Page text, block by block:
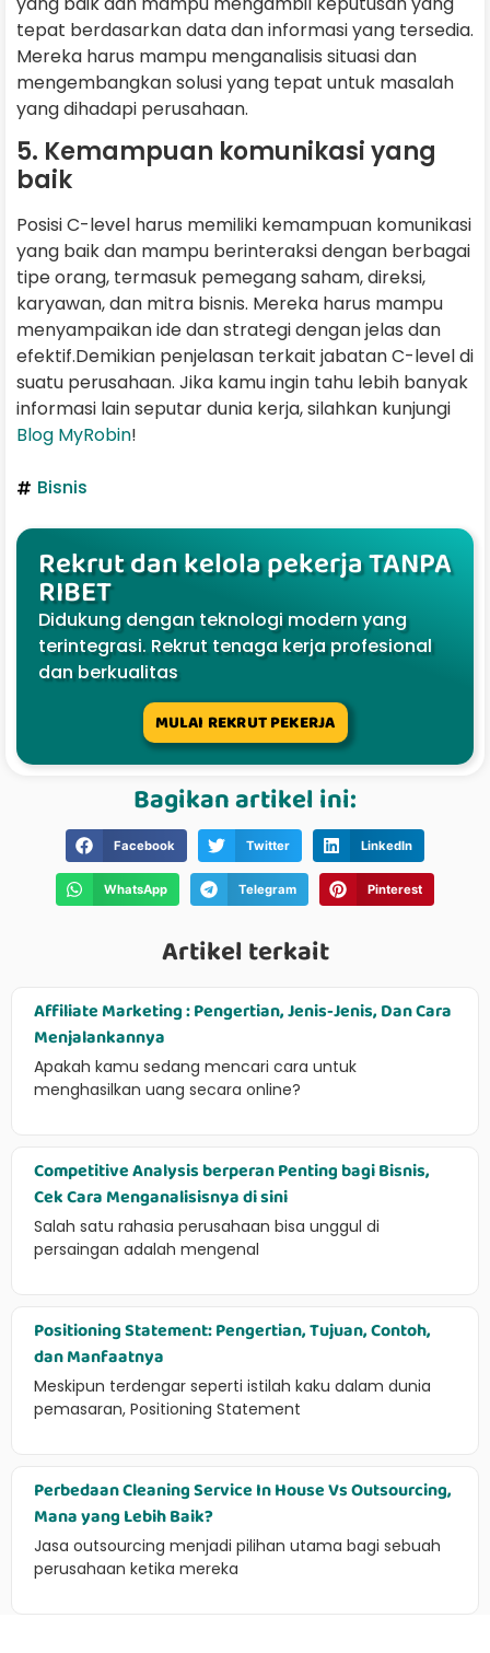
tepat berdasarkan data dan informasi yang tersedia.
Mereka harus mampu menganalisis situasi dan
mengembangkan solusi yang tepat untuk masalah
yang dihadapi perusahaan.
5. Kemampuan komunikasi yang
baik
Posisi C-level harus memiliki kemampuan komunikasi
yang baik dan mampu berinteraksi dengan berbagai
tipe orang, termasuk pemegang saham, direksi,
karyawan, dan mitra bisnis. Mereka harus mampu
menyampaikan ide dan strategi dengan jelas dan
efektif.Demikian penjelasan terkait jabatan C-level di
suatu perusahaan. Jika kamu ingin tahu lebih banyak
informasi lain seputar dunia kerja, silahkan kunjungi
Blog MyRobin!
Bisnis
Rekrut dan kelola pekerja TANPA
RIBET
Didukung dengan teknologi modern yang
terintegrasi. Rekrut tenaga kerja profesional
dan berkualitas
MULAI REKRUT PEKERJA
Bagikan artikel ini:
Facebook Twitter LinkedIn
WhatsApp Telegram Pinterest
Artikel terkait
Affiliate Marketing : Pengertian, Jenis-Jenis, Dan Cara
Menjalankannya
Apakah kamu sedang mencari cara untuk
menghasilkan uang secara online?
Competitive Analysis berperan Penting bagi Bisnis,
Cek Cara Menganalisisnya di sini
Salah satu rahasia perusahaan bisa unggul di
persaingan adalah mengenal
Positioning Statement: Pengertian, Tujuan, Contoh,
dan Manfaatnya
Meskipun terdengar seperti istilah kaku dalam dunia
pemasaran, Positioning Statement
Perbedaan Cleaning Service In House Vs Outsourcing,
Mana yang Lebih Baik?
Jasa outsourcing menjadi pilihan utama bagi sebuah
perusahaan ketika mereka